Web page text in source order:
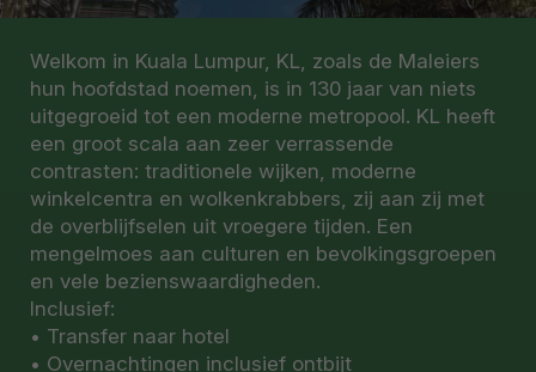
Welkom in Kuala Lumpur, KL, zoals de Maleiers
hun hoofdstad noemen, is in 130 jaar van niets
uitgegroeid tot een moderne metropool. KL heeft
een groot scala aan zeer verrassende
contrasten: traditionele wijken, moderne
winkelcentra en wolkenkrabbers, zij aan zij met
de overblijfselen uit vroegere tijden. Een
mengelmoes aan culturen en bevolkingsgroepen
en vele bezienswaardigheden.
Inclusief:
• Transfer naar hotel
• Overnachtingen inclusief ontbijt